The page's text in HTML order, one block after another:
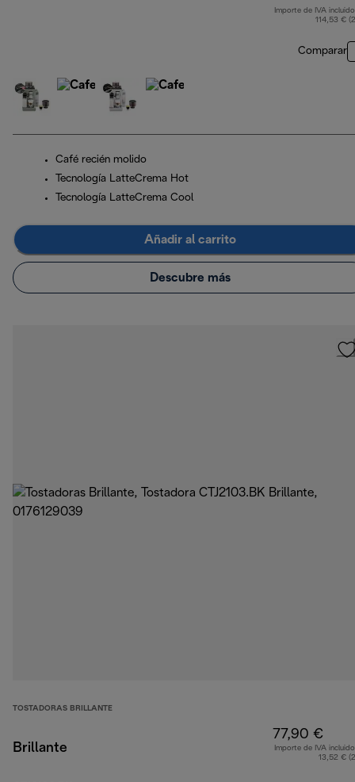
Importe de IVA
114,53 €
Comparar
Café recién molido
Tecnología LatteCrema Hot
Tecnología LatteCrema Cool
Añadir al carrito
Descubre más
TOSTADORAS BRILLANTE
Brillante
77,90 €
Importe de IVA
13,52 €